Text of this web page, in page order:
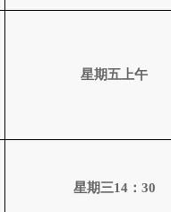
星期五上午
星期三14： 30